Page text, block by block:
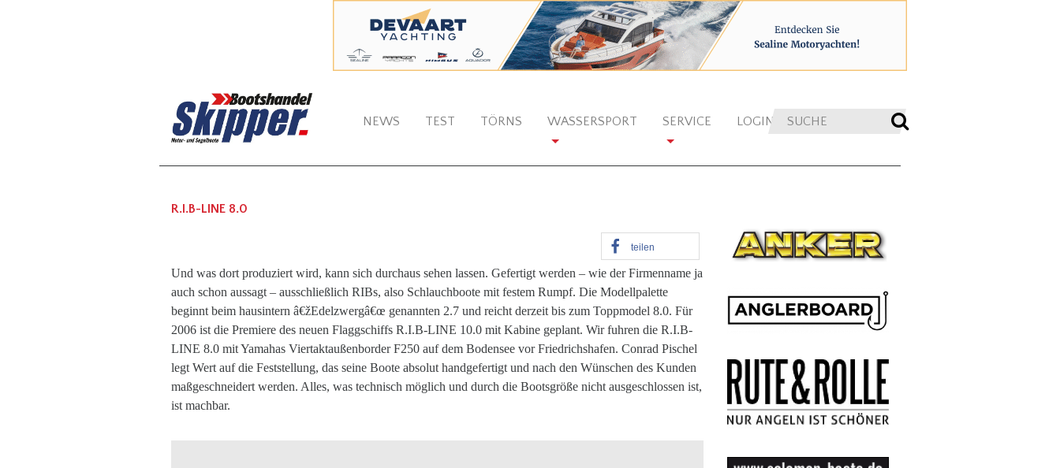
NEWS TEST TÖRNS WASSERSPORT SERVICE LOGIN
R.I.B-LINE 8.0
teilen
Und was dort produziert wird, kann sich durchaus sehen lassen. Gefertigt werden – wie der Firmenname ja
auch schon aussagt – ausschließlich RIBs, also Schlauchboote mit festem Rumpf. Die Modellpalette
beginnt beim hausintern â€žEdelzwergâ€œ genannten 2.7 und reicht derzeit bis zum Toppmodel 8.0. Für
2006 ist die Premiere des neuen Flaggschiffs R.I.B-LINE 10.0 mit Kabine geplant. Wir fuhren die R.I.B-
LINE 8.0 mit Yamahas Viertaktaußenborder F250 auf dem Bodensee vor Friedrichshafen. Conrad Pischel
legt Wert auf die Feststellung, das seine Boote absolut handgefertigt und nach den Wünschen des Kunden
maßgeschneidert werden. Alles, was technisch möglich und durch die Bootsgröße nicht ausgeschlossen ist,
ist machbar.